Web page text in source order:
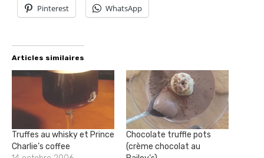
Pinterest WhatsApp
Articles similaires
Truffes au whisky et Prince
Charlie’s coffee
Chocolate truffle pots
(crème chocolat au